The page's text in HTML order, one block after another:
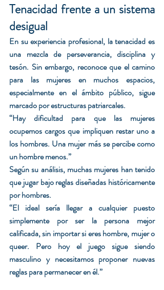
Tenacidad frente a un sistema
desigual
En su experiencia profesional, la tenacidad es
una mezcla de perseverancia, disciplina y
tesón. Sin embargo, reconoce que el camino
para las mujeres en muchos espacios,
especialmente en el ámbito público, sigue
marcado por estructuras patriarcales.
“Hay dificultad para que las mujeres
ocupemos cargos que impliquen restar uno a
los hombres. Una mujer más se percibe como
un hombre menos.”
Según su análisis, muchas mujeres han tenido
que jugar bajo reglas diseñadas históricamente
por hombres.
“El ideal sería llegar a cualquier puesto
simplemente por ser la persona mejor
calificada, sin importar si eres hombre, mujer o
queer. Pero hoy el juego sigue siendo
masculino y necesitamos proponer nuevas
reglas para permanecer en él.”